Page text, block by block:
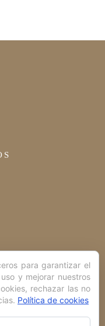
para garantizar el
y mejorar nuestros
rechazar las no
Política de cookies